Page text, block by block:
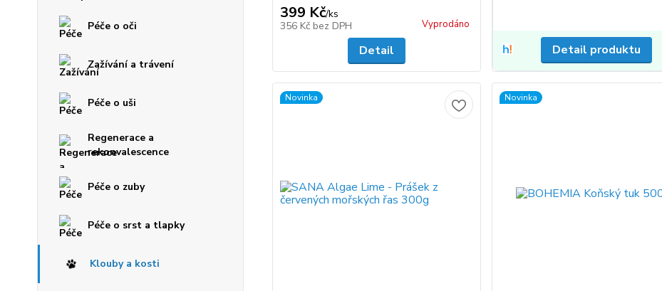
Péče o oči
Zažívání a trávení
Péče o uši
Regenerace a
rekonvalescence
Péče o zuby
Péče o srst a tlapky
Klouby a kosti
399 Kč/ks
356 Kč bez DPH Vyprodáno
Detail Detail produktu
Novinka Novinka